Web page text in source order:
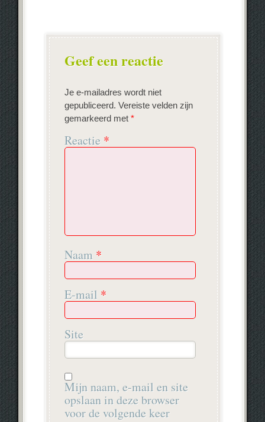
Geef een reactie
Je e-mailadres wordt niet
gepubliceerd. Vereiste velden zijn
gemarkeerd met*
Reactie *
Naam *
E-mail *
Site
Mijn naam, e-mail en site
opslaan in deze browser
voor de volgende keer